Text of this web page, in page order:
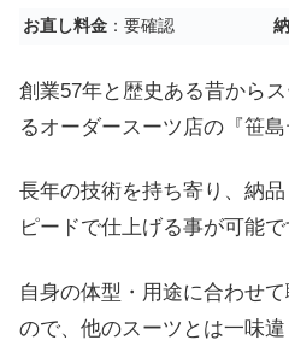
お直し料金 ：要確認
創業57年と歴史ある昔から
るオーダースーツ店の『笹島
長年の技術を持ち寄り、納
ピードで仕上げる事が可能で
自身の体型・用途に合わせ
ので、他のスーツとは一味